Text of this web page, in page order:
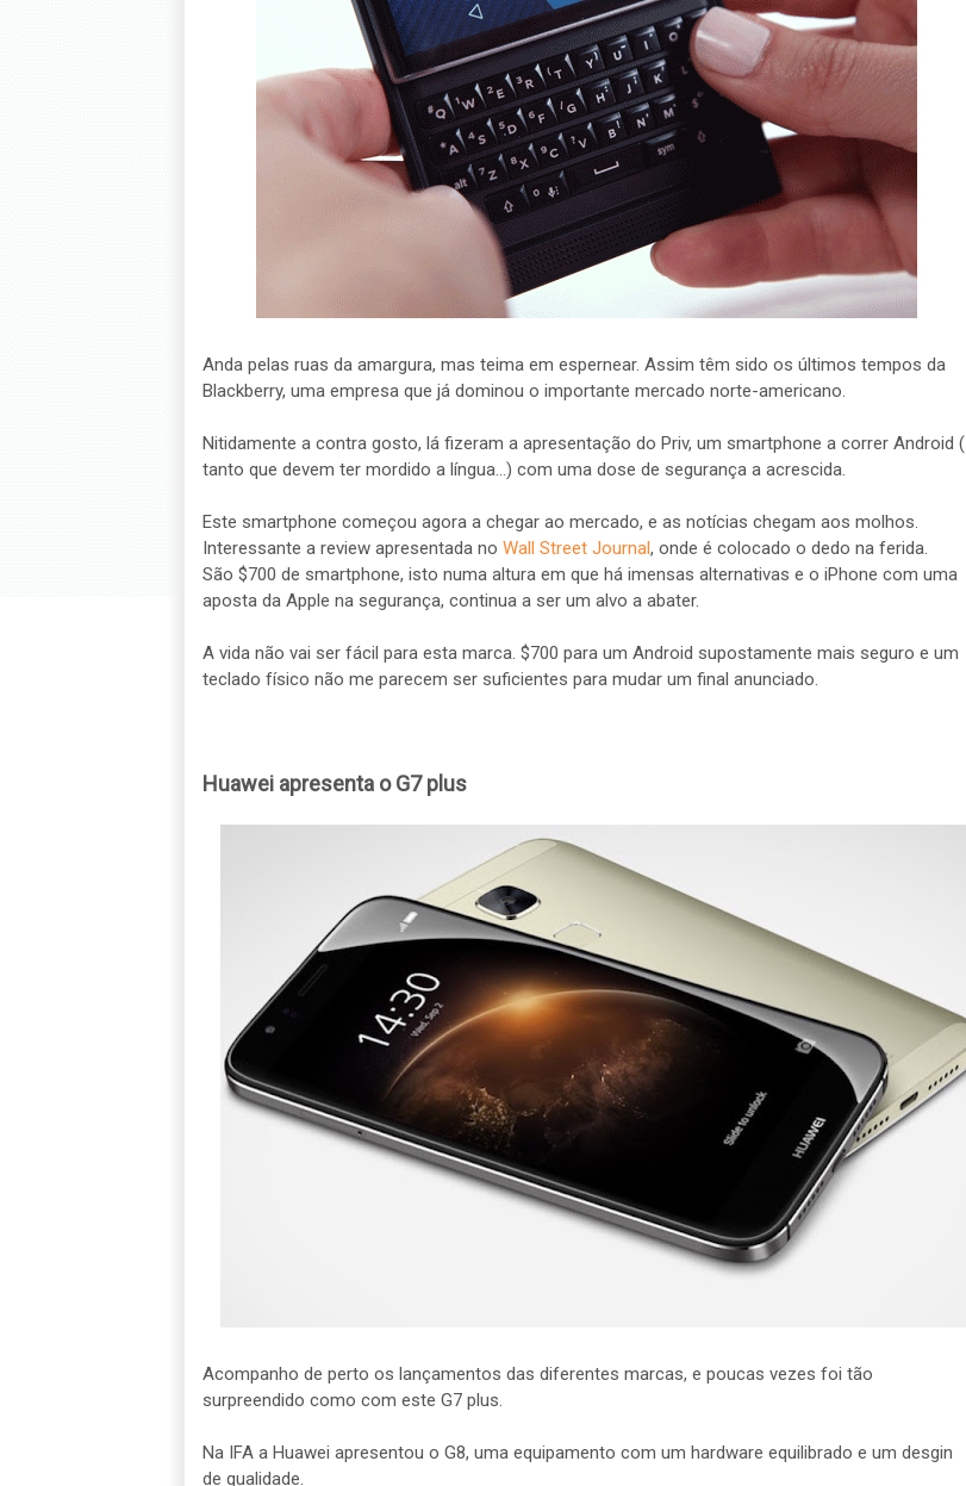
Anda pelas ruas da amargura, mas teima em espernear. Assim têm sido os últimos tempos da
Blackberry, uma empresa que já dominou o importante mercado norte-americano.
Nitidamente a contra gosto, lá fizeram a apresentação do Priv, um smartphone a correr Android (
tanto que devem ter mordido a língua...) com uma dose de segurança a acrescida.
Este smartphone começou agora a chegar ao mercado, e as notícias chegam aos molhos.
Interessante a review apresentada no Wall Street Journal, onde é colocado o dedo na ferida.
São $700 de smartphone, isto numa altura em que há imensas alternativas e o iPhone com uma
aposta da Apple na segurança, continua a ser um alvo a abater.
A vida não vai ser fácil para esta marca. $700 para um Android supostamente mais seguro e um
teclado físico não me parecem ser suficientes para mudar um final anunciado.
Huawei apresenta o G7 plus
Acompanho de perto os lançamentos das diferentes marcas, e poucas vezes foi tão
surpreendido como com este G7 plus.
Na IFA a Huawei apresentou o G8, uma equipamento com um hardware equilibrado e um desgin
de qualidade.